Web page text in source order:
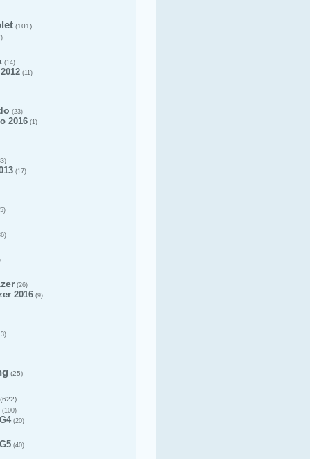
(101)
(14)
(11)
(23)
2016 (1)
(17)
(26)
2016 (9)
(25)
(622)
(100)
(20)
(40)